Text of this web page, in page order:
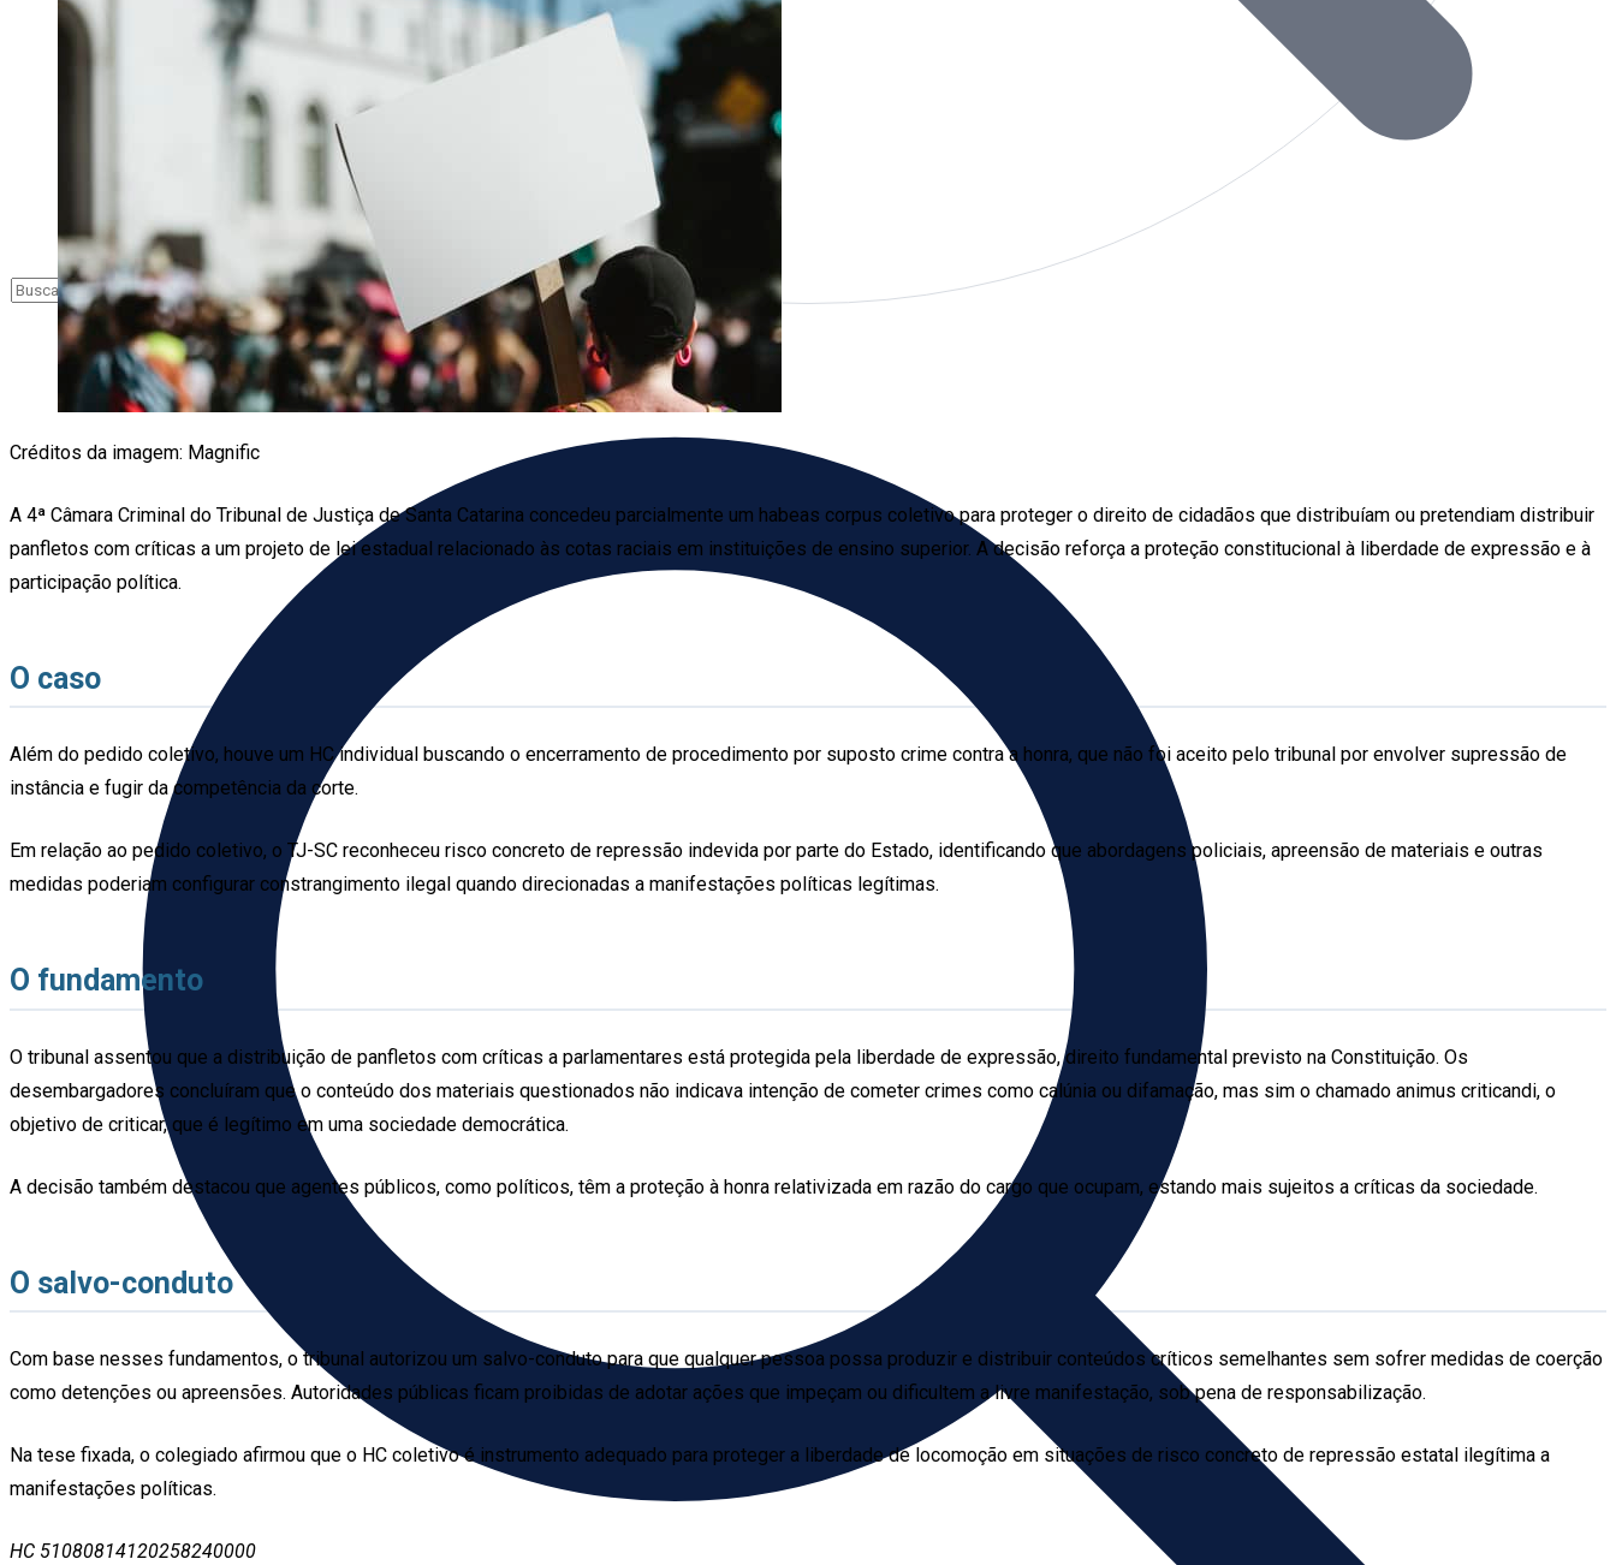
Créditos da imagem: Magnific
A 4ª Câmara Criminal do Tribunal de Justiça de Santa Catarina concedeu parcialmente um habeas corpus coletivo para proteger o direito de cidadãos que distribuíam ou pretendiam distribuir
panfletos com críticas a um projeto de lei estadual relacionado às cotas raciais em instituições de ensino superior. A decisão reforça a proteção constitucional à liberdade de expressão e à
participação política.
O caso
Além do pedido coletivo, houve um HC individual buscando o encerramento de procedimento por suposto crime contra a honra, que não foi aceito pelo tribunal por envolver supressão de
instância e fugir da competência da corte.
Em relação ao pedido coletivo, o TJ-SC reconheceu risco concreto de repressão indevida por parte do Estado, identificando que abordagens policiais, apreensão de materiais e outras
medidas poderiam configurar constrangimento ilegal quando direcionadas a manifestações políticas legítimas.
O fundamento
O tribunal assentou que a distribuição de panfletos com críticas a parlamentares está protegida pela liberdade de expressão, direito fundamental previsto na Constituição. Os
desembargadores concluíram que o conteúdo dos materiais questionados não indicava intenção de cometer crimes como calúnia ou difamação, mas sim o chamado animus criticandi, o
objetivo de criticar, que é legítimo em uma sociedade democrática.
A decisão também destacou que agentes públicos, como políticos, têm a proteção à honra relativizada em razão do cargo que ocupam, estando mais sujeitos a críticas da sociedade.
O salvo-conduto
Com base nesses fundamentos, o tribunal autorizou um salvo-conduto para que qualquer pessoa possa produzir e distribuir conteúdos críticos semelhantes sem sofrer medidas de coerção
como detenções ou apreensões. Autoridades públicas ficam proibidas de adotar ações que impeçam ou dificultem a livre manifestação, sob pena de responsabilização.
Na tese fixada, o colegiado afirmou que o HC coletivo é instrumento adequado para proteger a liberdade de locomoção em situações de risco concreto de repressão estatal ilegítima a
manifestações políticas.
HC 51080814120258240000